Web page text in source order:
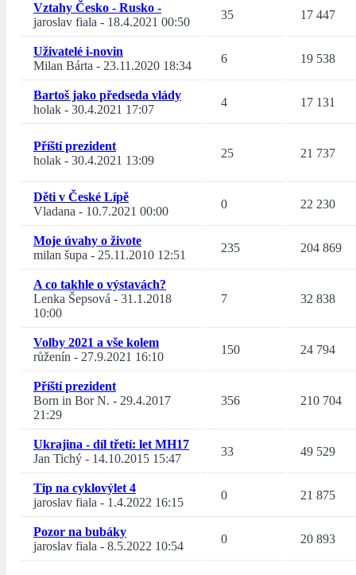
Vztahy Česko - Rusko -
jaroslav fiala - 18.4.2021 00:50
35 17 447
Uživatelé i-novin
Milan Bárta - 23.11.2020 18:34
6 19 538
Bartoš jako předseda vlády
holak - 30.4.2021 17:07
4 17 131
Příští prezident
holak - 30.4.2021 13:09
25 21 737
Děti v České Lípě
Vladana - 10.7.2021 00:00
0 22 230
Moje úvahy o živote
milan šupa - 25.11.2010 12:51
235 204 869
A co takhle o výstavách?
Lenka Šepsová - 31.1.2018
10:00
7 32 838
Volby 2021 a vše kolem
růženín - 27.9.2021 16:10
150 24 794
Příští prezident
Born in Bor N. - 29.4.2017
21:29
356 210 704
Ukrajina - díl třetí: let MH17
Jan Tichý - 14.10.2015 15:47
33 49 529
Tip na cyklovýlet 4
jaroslav fiala - 1.4.2022 16:15
0 21 875
Pozor na bubáky
jaroslav fiala - 8.5.2022 10:54
0 20 893